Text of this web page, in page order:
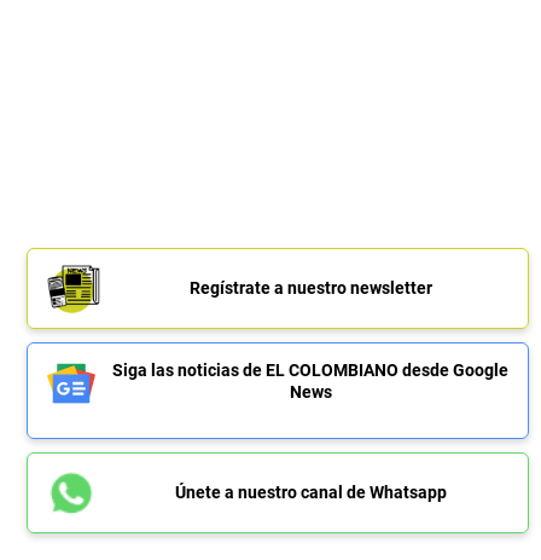
Regístrate a nuestro newsletter
Siga las noticias de EL COLOMBIANO desde Google
News
Únete a nuestro canal de Whatsapp